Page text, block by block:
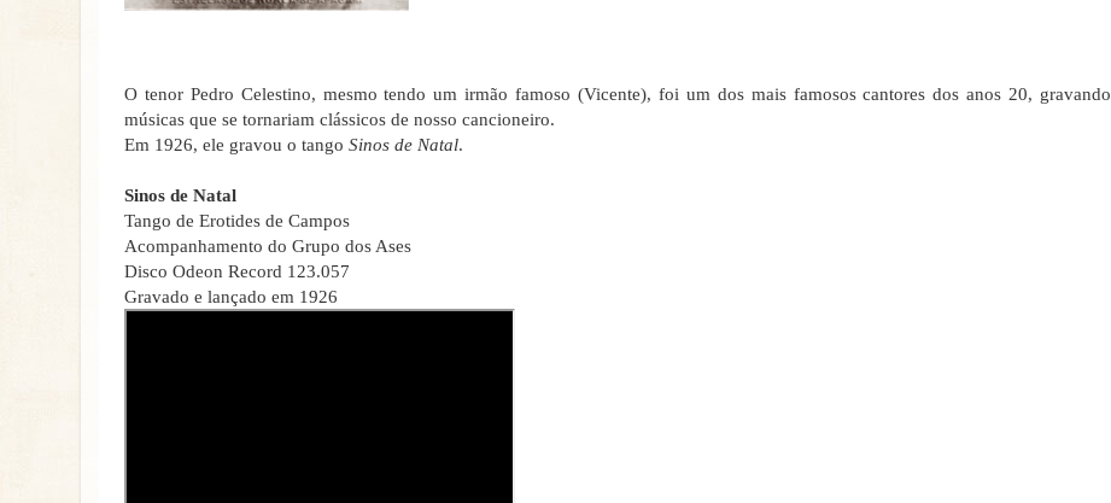
O tenor Pedro Celestino, mesmo tendo um irmão famoso (Vicente), foi um dos mais famosos cantores dos anos 20, gravando
músicas que se tornariam clássicos de nosso cancioneiro.
Em 1926, ele gravou o tango Sinos de Natal.
Sinos de Natal
Tango de Erotides de Campos
Acompanhamento do Grupo dos Ases
Disco Odeon Record 123.057
Gravado e lançado em 1926